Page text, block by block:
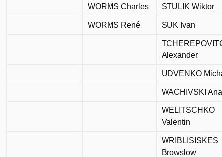
WORMS Charles STULIK Wiktor
WORMS René SUK Ivan
Alexander
UDVENKO
WACHIVSKI
WELITSCHKO
Valentin
WRIBLISISKES
Browslow